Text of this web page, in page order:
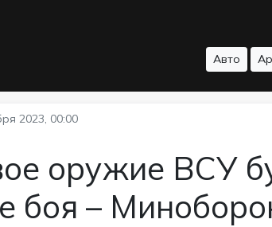
Авто
2023, 00:00
оружие ВСУ
боя –